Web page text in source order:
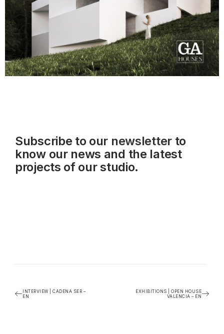
Subscribe to our newsletterto
know our news and the latest
projects of our studio.
INTERVIEW | CADENA SER –
EN
EXHIBITIONS | OPEN HOUSE
VALENCIA – EN